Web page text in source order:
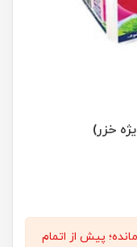
خزر)
باقی مانده؛ پیش از اتمام